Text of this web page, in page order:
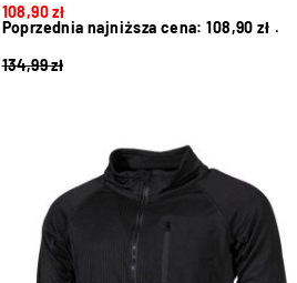
134,99zł
108,90zł
Poprzednia najniższa cena:108,90zł .